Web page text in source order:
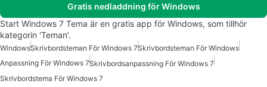
Gratis nedladdning för Windows
Start Windows 7 Tema är en gratis app för Windows, som tillhör
kategorin 'Teman'.
WindowsSkrivbordsteman För Windows 7Skrivbordsteman För Windows
Anpassning För Windows 7Skrivbordsanpassning För Windows 7
Skrivbordstema För Windows 7